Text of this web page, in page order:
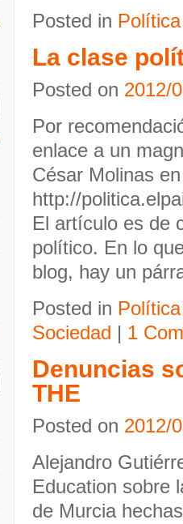
Posted in
La clase
Posted on 2012/
Por
enlace a un
César Molinas
http://
El artículo es de
político. En lo
blog, hay un
Posted in
Sociedad | 1
Denuncias
THE
Posted on 2012/
Alejandro
Education sobre
de Murcia